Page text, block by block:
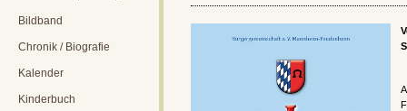
Bildband
Chronik / Biografie
Kalender
Kinderbuch